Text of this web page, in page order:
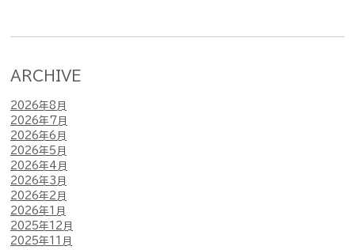
ARCHIVE
2026年8月
2026年7月
2026年6月
2026年5月
2026年4月
2026年3月
2026年2月
2026年1月
2025年12月
2025年11月